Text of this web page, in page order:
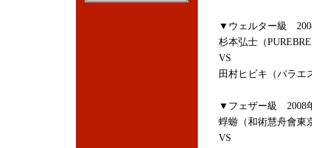
▼ウェルター級
杉本弘士（
VS
田村ヒビキ（パラエ
▼フェザー級 2008
蜉蝣（和術慧舟會東
VS